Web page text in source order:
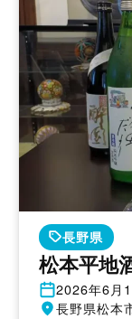
長野県
松本平地
開
催
2026年6月
開 長野県松本